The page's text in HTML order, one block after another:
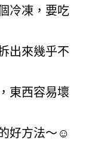
冷凍，要吃
出來幾乎不
東西容易壞
好方法～☺